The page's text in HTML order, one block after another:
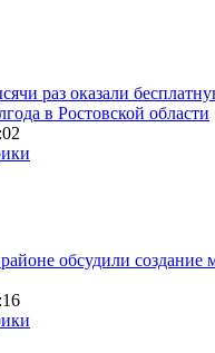
раз оказали
в Ростовской области
обсудили